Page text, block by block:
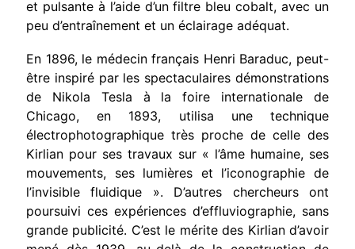
et pulsante à l’aide d’un filtre bleu cobalt, avec un
peu d’entraînement et un éclairage adéquat.
En 1896, le médecin français Henri Baraduc, peut-
être inspiré par les spectaculaires démonstrations
de Nikola Tesla à la foire inter­nationale de
Chicago, en 1893, utilisa une technique
électrophoto­graphique très proche de celle des
Kirlian pour ses travaux sur « l’âme humaine, ses
mouvements, ses lumières et l’iconographie de
l’invisible fluidique ». D’autres chercheurs ont
poursuivi ces expé­riences d’effluviographie, sans
grande publicité. C’est le mérite des Kirlian d’avoir